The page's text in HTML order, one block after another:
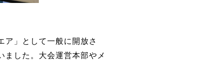
ア」として一般に開放さ
した。大会運営本部やメ